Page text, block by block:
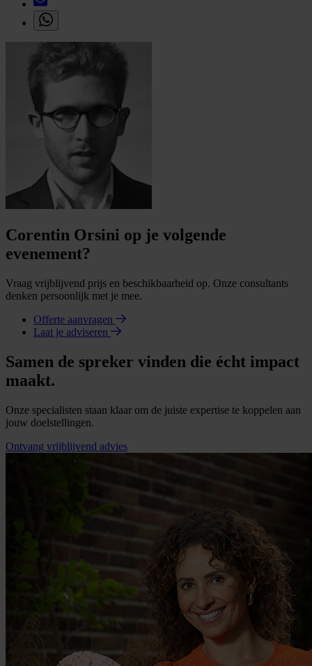
Corentin Orsini op je volgende
evenement?
Vraag vrijblijvend prijs en beschikbaarheid op. Onze consultants
denken persoonlijk met je mee.
Offerte aanvragen
Laat je adviseren
Samen de spreker vinden die écht impact
maakt.
Onze specialisten staan klaar om de juiste expertise te koppelen aan
jouw doelstellingen.
Ontvang vrijblijvend advies